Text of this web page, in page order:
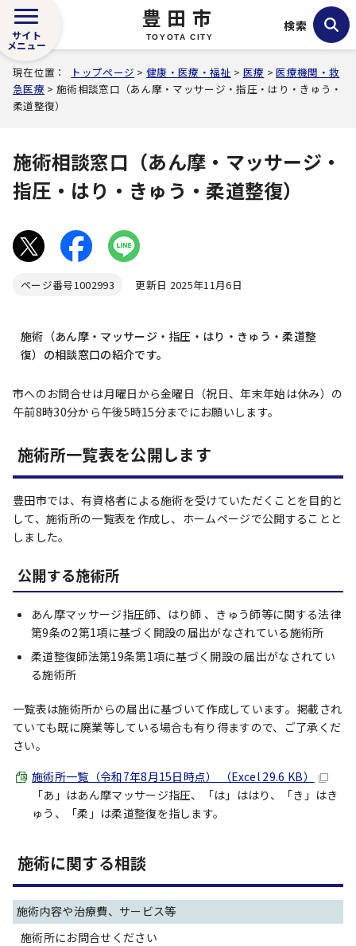
豊田市
TOYOTA CITY
サイト
メニュー
検索
現在位置： トップページ >健康・医療・福祉 > 医療 >医療機関・救
急医療 > 施術相談窓口（あん摩・マッサージ・指圧・はり・きゅう・
柔道整復）
施術相談窓口（あん摩・マッサージ・
指圧・はり・きゅう・柔道整復）
ページ番号1002993 更新日 2025年11月6日
施術（あん摩・マッサージ・指圧・はり・きゅう・柔道整
復）の相談窓口の紹介です。
市へのお問合せは月曜日から金曜日（祝日、年末年始は休み）の
午前8時30分から午後5時15分までにお願いします。
施術所一覧表を公開します
豊田市では、有資格者による施術を受けていただくことを目的と
して、施術所の一覧表を作成し、ホームページで公開することと
しました。
公開する施術所
あん摩マッサージ指圧師、はり師 、きゅう師等に関する法律
第9条の2第1項に基づく開設の届出がなされている施術所
柔道整復師法第19条第1項に基づく開設の届出がなされてい
る施術所
一覧表は施術所からの届出に基づいて作成しています。掲載され
ていても既に廃業等している場合も有り得ますので、ご了承くだ
さい。
施術所一覧（令和7年8月15日時点） （Excel 29.6 KB）
「あ」はあん摩マッサージ指圧、「は」ははり、「き」はき
ゅう、「柔」は柔道整復を指します。
施術に関する相談
施術内容や治療費、サービス等
施術所にお問合せください